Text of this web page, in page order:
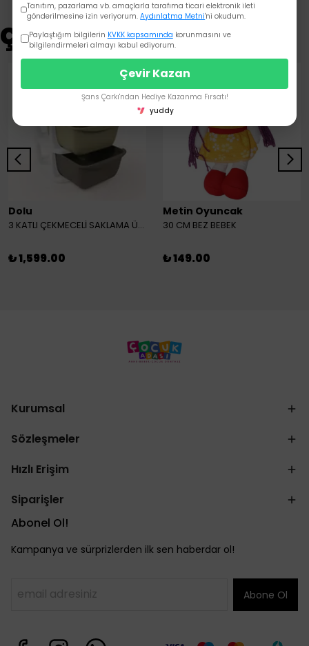
Çok Satanlar
Dolu
3 KATLI ÇEKMECELİ SAKLAMA ÜNİTESİ
₺ 1,599.00
Metin Oyuncak
30 CM BEZ BEBEK
₺ 149.00
Kurumsal
Sözleşmeler
Hızlı Erişim
Siparişler
Abonel Ol!
Kampanya ve sürprizlerden ilk sen haberdar ol!
Abone Ol
Tanıtım, pazarlama vb. amaçlarla tarafıma ticari elektronik ileti
gönderilmesine izin veriyorum.Aydınlatma Metni'ni okudum.
Paylaştığım bilgilerin KVKK kapsamında korunmasını ve
bilgilendirmeleri almayı kabul ediyorum.
Çevir Kazan
Şans Çarkı'ndan Hediye Kazanma Fırsatı!
yuddy